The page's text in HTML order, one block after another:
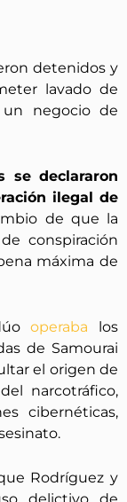
detenidos y
lavado de
un negocio de
se declararon
ilegal de
de que la
conspiración
máxima de
operaba los
de Samourai
el origen de
narcotráfico,
cibernéticas,
Rodríguez y